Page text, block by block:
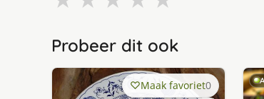
Probeer dit ook
Maak favoriet0